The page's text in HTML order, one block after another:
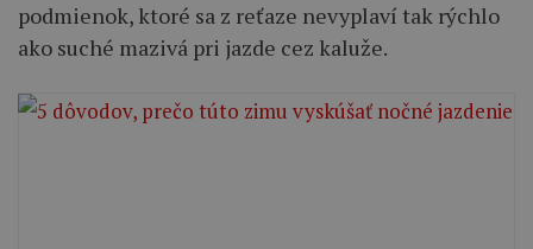
podmienok, ktoré sa z reťaze nevyplaví tak rýchlo
ako suché mazivá pri jazde cez kaluže.